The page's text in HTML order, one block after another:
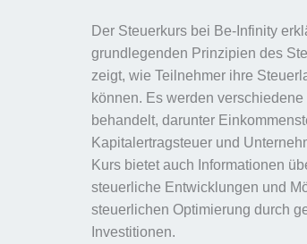
Der Steuerkurs bei Be-Infinity
grundlegenden Prinzipien des
zeigt, wie Teilnehmer ihre
können. Es werden verschiedene
behandelt, darunter
Kapitalertragsteuer und
Kurs bietet auch Informationen
steuerliche Entwicklungen und
steuerlichen Optimierung durch
Investitionen.